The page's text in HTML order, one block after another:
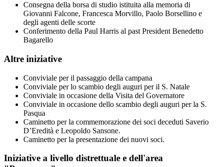
Consegna della borsa di studio istituita alla memoria di
Giovanni Falcone, Francesca Morvillo, Paolo Borsellino e
degli agenti delle scorte
Conferimento della Paul Harris al past President Benedetto
Bagarello
Altre iniziative
Conviviale per il passaggio della campana
Conviviale per lo scambio degli auguri per il S. Natale
Conviviale in occasione della Visita del Governatore
Conviviale in occasione dello scambio degli auguri per la S.
Pasqua
Caminetto per la commemorazione dei soci deceduti Saverio
D’Eredità e Leopoldo Sansone.
Caminetto per la presentazione dei nuovi soci.
Iniziative a livello distrettuale e dell'area